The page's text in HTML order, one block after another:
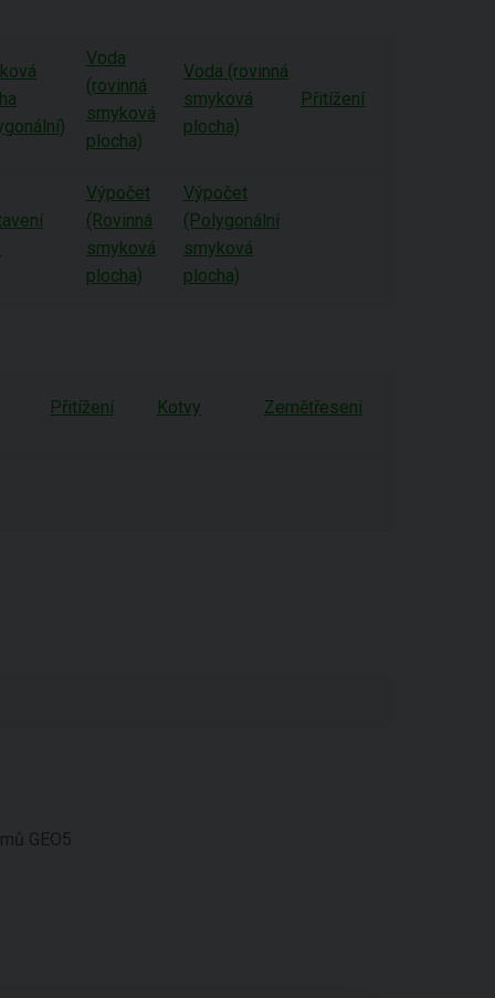
Voda
(rovinná
smyková
plocha)
Voda (rovinná
smyková
plocha)
Přitížení
Výpočet
(Rovinná
smyková
plocha)
Výpočet
(Polygonální
smyková
plocha)
Přitížení Kotvy Zemětřesení
GEO5